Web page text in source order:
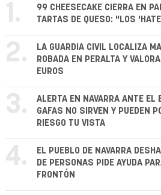
1.
99 CHEESECAKE CIERRA EN
TARTAS DE QUESO: "LOS
2.
LA GUARDIA CIVIL LOCALIZA
ROBADA EN PERALTA Y
EUROS
3.
ALERTA EN NAVARRA ANTE EL
GAFAS NO SIRVEN Y PUEDEN
RIESGO TU VISTA
4.
EL PUEBLO DE NAVARRA
DE PERSONAS PIDE AYUDA
FRONTÓN